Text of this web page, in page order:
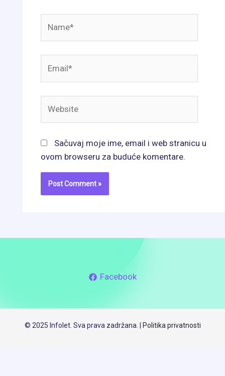
Sačuvaj moje ime, email i web stranicu u
ovom browseru za buduće komentare.
Facebook
© 2025 Infolet. Sva prava zadržana. | Politika privatnosti